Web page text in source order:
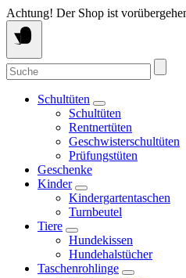
Springe
zum
Inhalt
Achtung! Der Shop ist
Suche
nach:
Schultüten
Schultüten
Rentnertüten
Geschwisterschultüten
Prüfungstüten
Geschenke
Kinder
Kindergartentaschen
Turnbeutel
Tiere
Hundekissen
Hundehalstücher
Taschenrohlinge